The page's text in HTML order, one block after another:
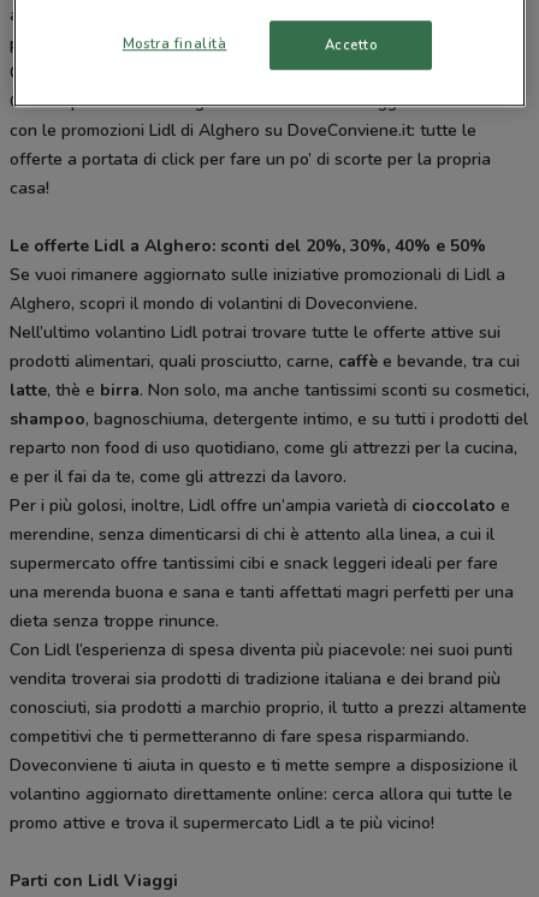
arredamento o di elettronica, che vanno a ruba in pochissime ore
perché proposti ad un prezzo stracciato e per un tempo limitato.
Con Lidl, infatti, ogni Lunedì è una nuova settimana di sconti.
Cosa aspetti allora? Sfoglia subito il volantino aggiornato online
con le promozioni Lidl di Alghero su DoveConviene.it: tutte le
offerte a portata di click per fare un po’ di scorte per la propria
casa!
Le offerte Lidl a Alghero: sconti del 20%, 30%, 40% e 50%
Se vuoi rimanere aggiornato sulle iniziative promozionali di Lidl a
Alghero, scopri il mondo di volantini di Doveconviene.
Nell’ultimo volantino Lidl potrai trovare tutte le offerte attive sui
prodotti alimentari, quali prosciutto, carne, caffè e bevande, tra cui
latte, thè e birra. Non solo, ma anche tantissimi sconti su cosmetici,
shampoo, bagnoschiuma, detergente intimo, e su tutti i prodotti del
reparto non food di uso quotidiano, come gli attrezzi per la cucina,
e per il fai da te, come gli attrezzi da lavoro.
Per i più golosi, inoltre, Lidl offre un’ampia varietà di cioccolato e
merendine, senza dimenticarsi di chi è attento alla linea, a cui il
supermercato offre tantissimi cibi e snack leggeri ideali per fare
una merenda buona e sana e tanti affettati magri perfetti per una
dieta senza troppe rinunce.
Con Lidl l’esperienza di spesa diventa più piacevole: nei suoi punti
vendita troverai sia prodotti di tradizione italiana e dei brand più
conosciuti, sia prodotti a marchio proprio, il tutto a prezzi altamente
competitivi che ti permetteranno di fare spesa risparmiando.
Doveconviene ti aiuta in questo e ti mette sempre a disposizione il
volantino aggiornato direttamente online: cerca allora qui tutte le
promo attive e trova il supermercato Lidl a te più vicino!
Parti con Lidl Viaggi
Mostra finalità Accetto